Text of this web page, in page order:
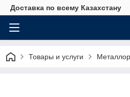
Доставка по всему Казахстану
Товары и услуги